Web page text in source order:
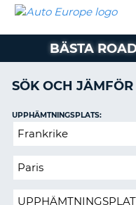
HYRBIL
HYRA
PARTNER
AUTO
EUROPE
HYRBIL
HYRA
MIN
MEDLEMSINFORMATION
BOKNING
SVERIGE
BÄSTA
SÖK OCH
Återlämna
annan
UPPHÄMTNINGSPLATS: